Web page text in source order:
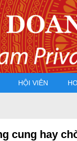
HỘI VIÊN
Đất
cung hay